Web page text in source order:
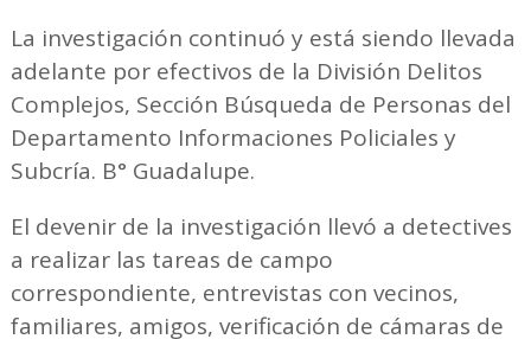
La investigación continuó y está siendo llevada
adelante por efectivos de la División Delitos
Complejos, Sección Búsqueda de Personas del
Departamento Informaciones Policiales y
Subcría. B° Guadalupe.
El devenir de la investigación llevó a detectives
a realizar las tareas de campo
correspondiente, entrevistas con vecinos,
familiares, amigos, verificación de cámaras de